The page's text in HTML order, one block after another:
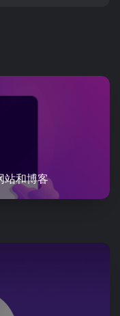
站和博客